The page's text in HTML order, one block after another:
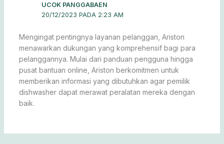
UCOK PANGGABAEN
20/12/2023 PADA 2:23 AM
Mengingat pentingnya layanan pelanggan, Ariston
menawarkan dukungan yang komprehensif bagi para
pelanggannya. Mulai dari panduan pengguna hingga
pusat bantuan online, Ariston berkomitmen untuk
memberikan informasi yang dibutuhkan agar pemilik
dishwasher dapat merawat peralatan mereka dengan
baik.